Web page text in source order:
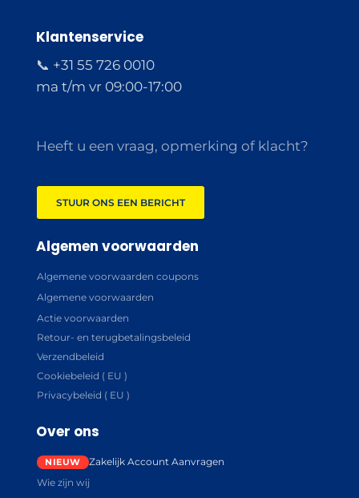
Klantenservice
📞 +31 55 726 0010
ma t/m vr 09:00-17:00
Heeft u een vraag, opmerking of klacht?
STUUR ONS EEN BERICHT
Algemen voorwaarden
Algemene voorwaarden coupons
Algemene voorwaarden
Actie voorwaarden
Retour- en terugbetalingsbeleid
Verzendbeleid
Cookiebeleid ( EU )
Privacybeleid ( EU )
Over ons
Zakelijk Account Aanvragen
Wie zijn wij